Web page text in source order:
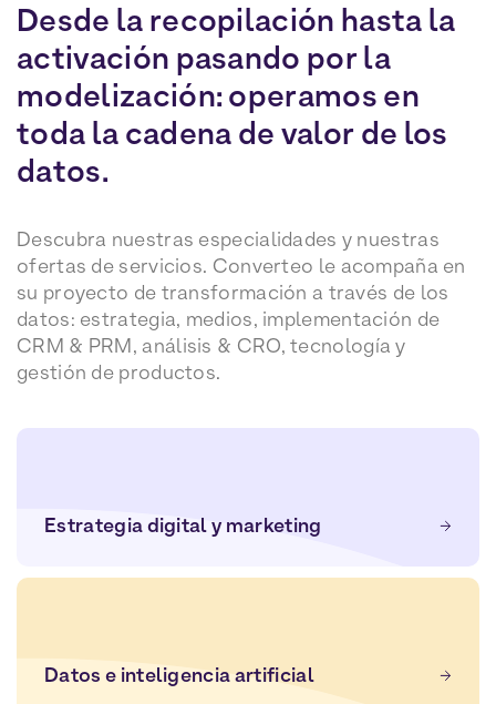
Desde la recopilación hasta la
activación pasando por la
modelización: operamos en
toda la cadena de valor de los
datos.
Descubra nuestras especialidades y nuestras
ofertas de servicios. Converteo le acompaña en
su proyecto de transformación a través de los
datos: estrategia, medios, implementación de
CRM & PRM, análisis & CRO, tecnología y
gestión de productos.
Estrategia digital y marketing
Datos e inteligencia artificial